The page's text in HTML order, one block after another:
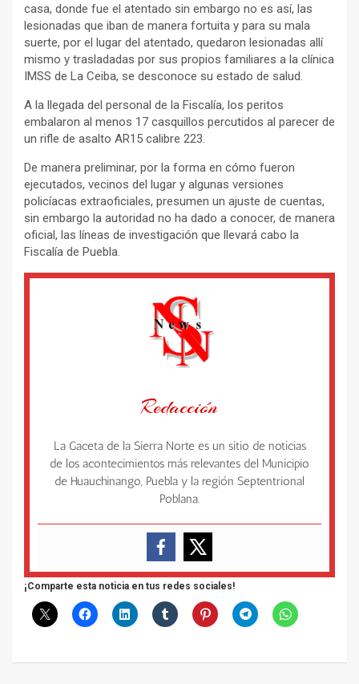
casa, donde fue el atentado sin embargo no es así, las
lesionadas que iban de manera fortuita y para su mala
suerte, por el lugar del atentado, quedaron lesionadas allí
mismo y trasladadas por sus propios familiares a la clínica
IMSS de La Ceiba, se desconoce su estado de salud.
A la llegada del personal de la Fiscalía, los peritos
embalaron al menos 17 casquillos percutidos al parecer de
un rifle de asalto AR15 calibre 223.
De manera preliminar, por la forma en cómo fueron
ejecutados, vecinos del lugar y algunas versiones
policíacas extraoficiales, presumen un ajuste de cuentas,
sin embargo la autoridad no ha dado a conocer, de manera
oficial, las líneas de investigación que llevará cabo la
Fiscalía de Puebla.
Redacción
La Gaceta de la Sierra Norte es un sitio de noticias
de los acontecimientos más relevantes del Municipio
de Huauchinango, Puebla y la región Septentrional
Poblana.
¡Comparte esta noticia en tus redes sociales!